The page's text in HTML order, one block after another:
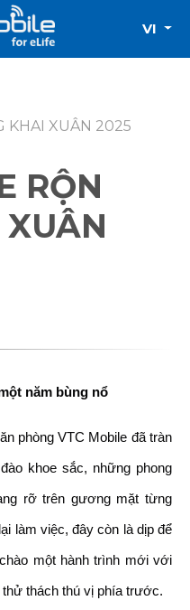
VI
KHAI XUÂN 2025
RỘN
năm bùng nổ
phòng VTC Mobile đã tràn
khoe sắc, những phong
rỡ trên gương mặt từng
làm việc, đây còn là dịp để
một hành trình mới với
thách thú vị phía trước.